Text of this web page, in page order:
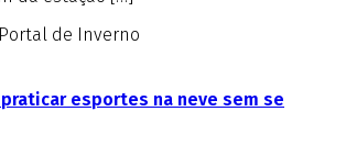
de Inverno
praticar esportes na neve sem se